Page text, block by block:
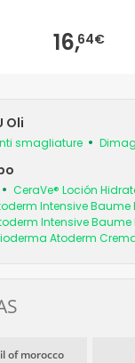
16,64€
Oli
smagliature
CeraVe® Loción
Intensive
Intensive
Atoderm
of morocco